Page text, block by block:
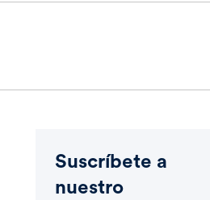
Suscríbete a
nuestro